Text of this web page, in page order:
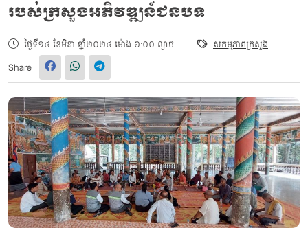
របស់ក្រសួងអភិវឌ្ឍន៍ជនបទ
ថ្ងៃទី១៤ ខែមិនា ឆ្នាំ២០២៤ ម៉ោង ៦:០០ ល្ងាច សកម្មភាពក្រសួង
Share